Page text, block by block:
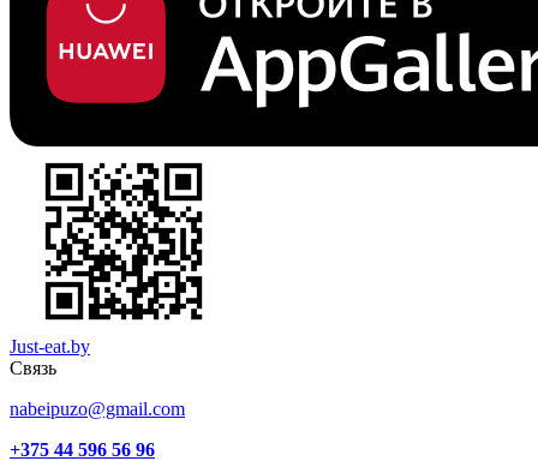
Just-eat.by
Связь
nabeipuzo@gmail.com
+375 44 596 56 96